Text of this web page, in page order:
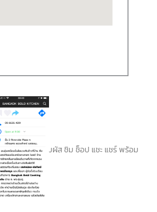
ใดน่าแวะไปสัมผัส ชิม ช็อป แชะ แชร์ พร้อม